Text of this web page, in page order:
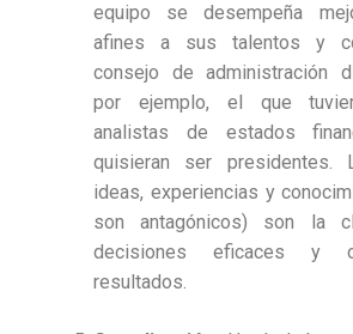
equipo se desempeña
afines a sus talentos y
consejo de administración
por ejemplo, el que
analistas de estados
quisieran ser presidentes.
ideas, experiencias y
son antagónicos) son la
decisiones eficaces y
resultados.